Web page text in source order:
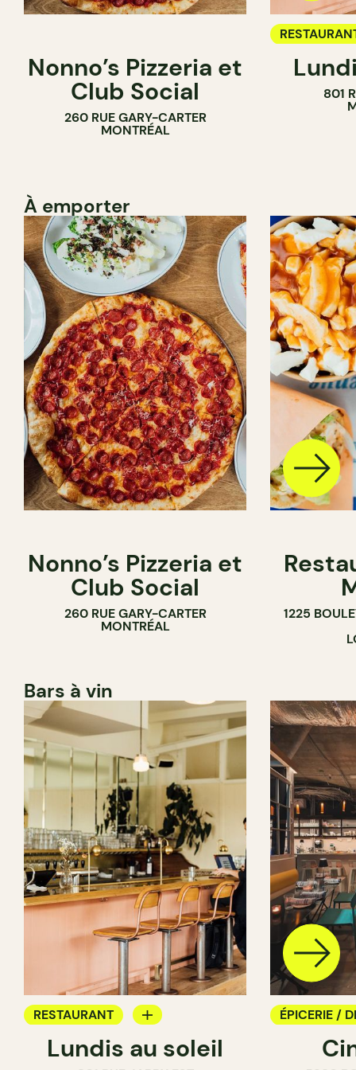
Nonno’s Pizzeria et
Club Social
260 RUE GARY-CARTER
MONTRÉAL
BAR À VIN
801
À emporter
Nonno’s Pizzeria et
Club Social
260 RUE GARY-CARTER
MONTRÉAL
1225
Bars à vin
RESTAURANT
BAR À VIN
Lundis au soleil
ÉPICERIE /
COMPTOIR